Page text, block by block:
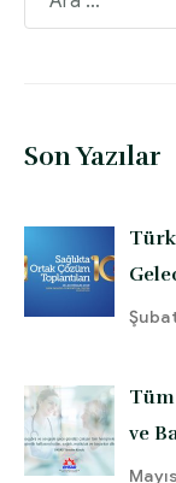
Son Yazılar
ve